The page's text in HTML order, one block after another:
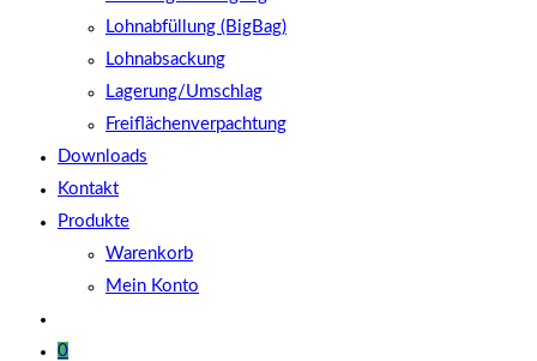
Lohnabfüllung (BigBag)
Lohnabsackung
Lagerung/Umschlag
Freiflächenverpachtung
Downloads
Kontakt
Produkte
Warenkorb
Mein Konto
0